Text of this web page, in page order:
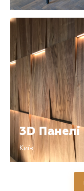
3D Панелі
Київ